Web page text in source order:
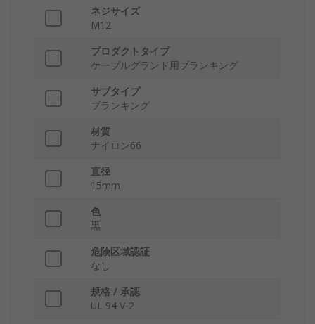
ネジサイズ
M12
プロダクトタイプ
ケーブルグランド用ブランキング
サブタイプ
ブランキング
材質
ナイロン66
直径
15mm
色
黒
危険区域認証
なし
規格 / 承認
UL 94 V-2